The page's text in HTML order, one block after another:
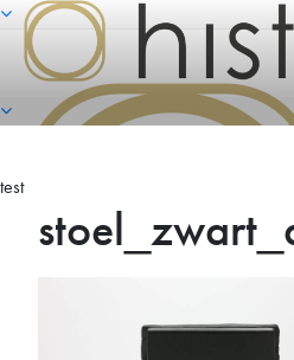
Naar
inhoud
springen
test